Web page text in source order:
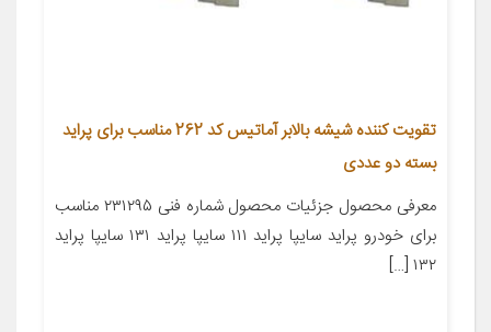
تقویت کننده شیشه بالابر آماتیس کد 262 مناسب برای پراید
بسته دو عددی
معرفی محصول جزئیات محصول شماره فنی ۲۳۱۲۹۵ مناسب
برای خودرو پراید سایپا پراید ۱۱۱ سایپا پراید ۱۳۱ سایپا پراید
۱۳۲ […]